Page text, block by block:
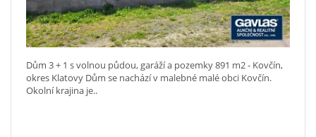
Dům 3 + 1 s volnou půdou, garáží a pozemky 891 m2 - Kovčín,
okres Klatovy Dům se nachází v malebné malé obci Kovčín.
Okolní krajina je..